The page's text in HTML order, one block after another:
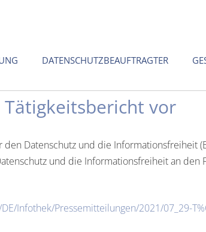
DATENSCHUTZBEAUFTRAGTER
Tätigkeitsbericht vor
Datenschutz und die Informationsfreiheit
und die Informationsfreiheit an den
Infothek/Pressemitteilungen/2021/07_29-